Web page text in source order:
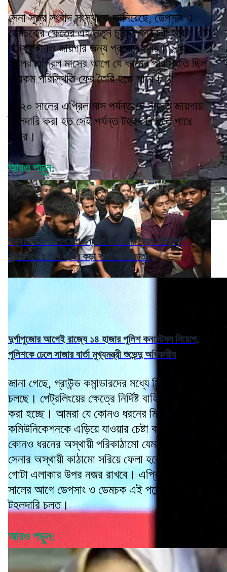
সেনা সূত্র সংবাদ সংস্থাকে জানিয়েছে, ডেপসাং ও
ডেমচকের ক্ষেত্রে এই নতুন চুক্তি কার্যকরী হবে। এটা
অন্য কোনও জায়গার জন্য প্রযোজ্য নয়। ২০২০
সালের এপ্রিল মাসের আগে যে ধরনের পরিস্থিতি ছিল
সেরকম পরিস্থিতি ফের তৈরি হতে পারে।
২০২০ সালের এপ্রিল মাস পর্যন্ত যে সমস্ত জায়গায়
টহলদারি করা হত সেই পর্যন্ত টহলদারি হতে পারে
এবার।
আরও পড়ুন:
পড়ুয়াদের উপর পদক্ষেপ বন্ধ না হলে ফের 'বৃহৎ শান্তিপূর্ণ
প্রতিবাদে'র পথে হাঁটার কড়া বার্তা অভিজিতের
দুর্গাপুজোর আগেই রাজ্যে ১৪ হাজার পুলিশ কনস্টেবল নিয়োগ,
পুলিশকে ঢেলে সাজার বার্তা মুখ্যমন্ত্রী শুভেন্দু অধিকারীর
জানা গেছে, গ্রাউন্ড কমান্ডারদের মধ্যে মিটিং নিয়মিত
চলছে। পেট্রলিংয়ের ক্ষেত্রে নির্দিষ্ট বাহিনীকে নিয়োজিত
করা হচ্ছে। আমরা যে কোনও ধরনের মিস
কমিউনিকেশনকে এড়িয়ে যাওয়ার চেষ্টা করছি। যে
কোনও ধরনের অস্থায়ী পরিকাঠামো যেমন ছাউনি, তাঁবু,
সেনার অস্থায়ী কাঠামো সরিয়ে ফেলা হবে। দুই পক্ষই
গোটা এলাকার উপর নজর রাখবে। এপ্রিল ২০২০
সালের আগে ডেপসাং ও ডেমচক এই পয়েন্ট পর্যন্ট
টহলদারি চলত।
আরও পড়ুন: